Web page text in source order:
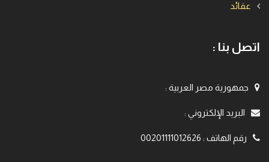
عقائد
اتصل بنا :
جمهورية مصر العربية :
البريد الإلكتروني :
رقم الهاتف :
00201111012626